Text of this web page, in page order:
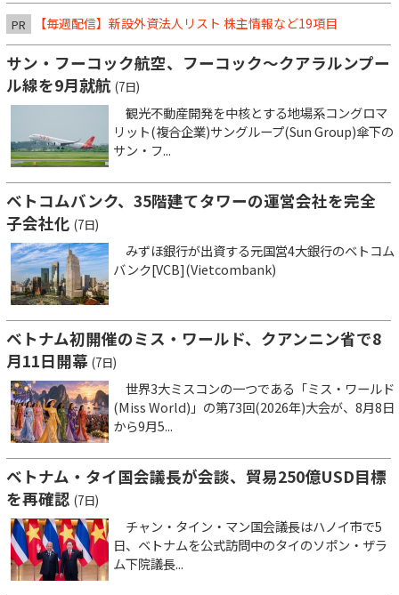
PR 【毎週配信】新設外資法人リスト 株主情報など19項目
サン・フーコック航空、フーコック～クアラルンプー
ル線を9月就航 (7日)
観光不動産開発を中核とする地場系コングロマ
リット(複合企業)サングループ(Sun Group)傘下の
サン・フ...
ベトコムバンク、35階建てタワーの運営会社を完全
子会社化 (7日)
みずほ銀行が出資する元国営4大銀行のベトコム
バンク[VCB](Vietcombank)
ベトナム初開催のミス・ワールド、クアンニン省で8
月11日開幕 (7日)
世界3大ミスコンの一つである「ミス・ワールド
(Miss World)」の第73回(2026年)大会が、8月8日
から9月5...
ベトナム・タイ国会議長が会談、貿易250億USD目標
を再確認 (7日)
チャン・タイン・マン国会議長はハノイ市で5
日、ベトナムを公式訪問中のタイのソポン・ザラ
ム下院議長...